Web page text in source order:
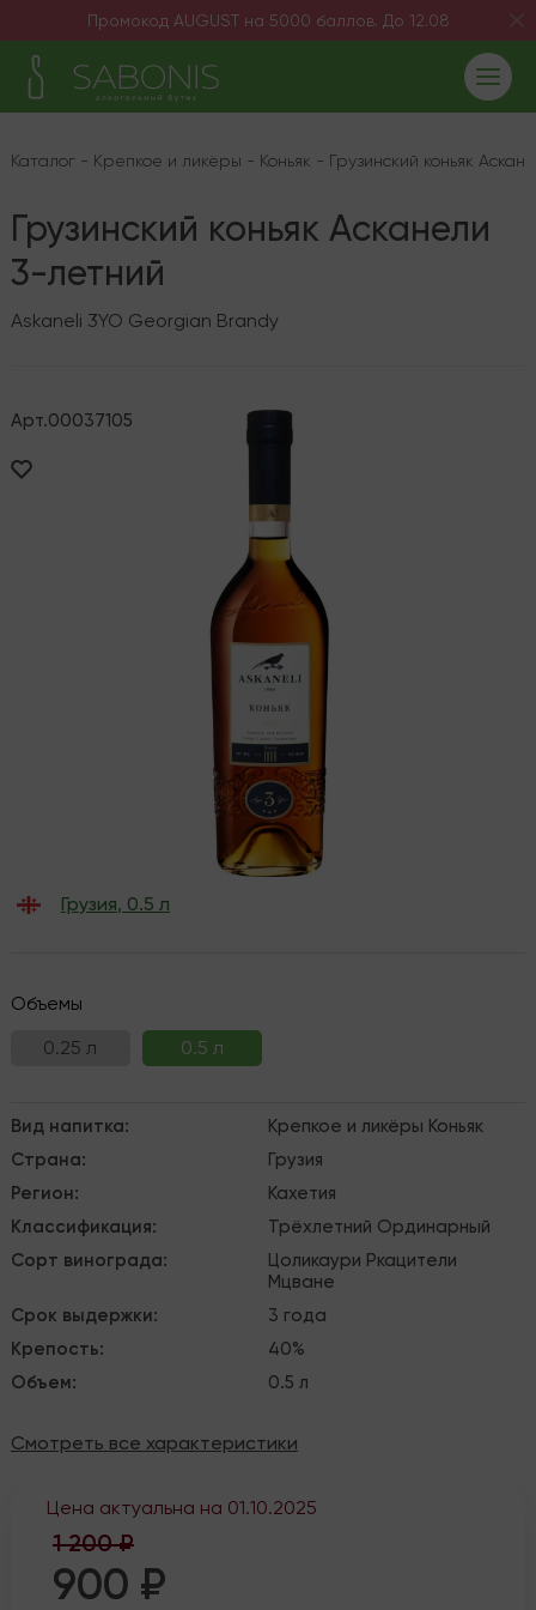
Промокод AUGUST на 5000 баллов. До 12.08
Каталог - Крепкое и ликёры - Коньяк - Грузинский коньяк
Грузинский коньяк Асканели
3-летний
Askaneli 3YO Georgian Brandy
Арт.00037105
Грузия, 0.5 л
Объемы
0.25 л
0.5 л
Вид напитка: Крепкое и ликёры Коньяк
Страна:
Грузия
Регион:
Кахетия
Классификация: Трёхлетний Ординарный
Сорт винограда: Цоликаури Ркацители
Мцване
Срок выдержки:
3 года
Крепость:
40%
Объем: 0.5 л
Смотреть все характеристики
Цена актуальна на 01.10.2025
1 200 ₽
900 ₽